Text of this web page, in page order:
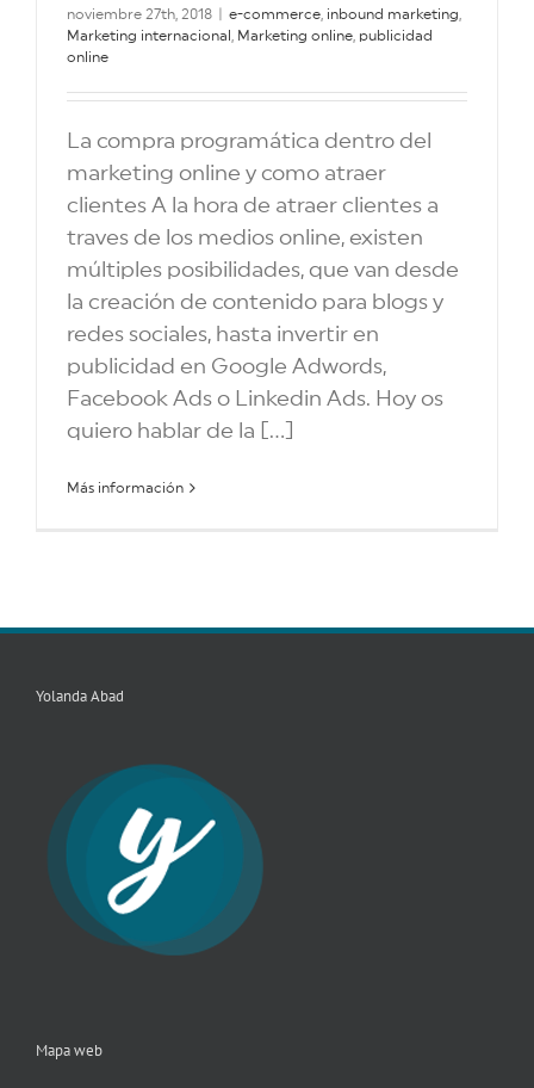
noviembre 27th, 2018 e-commerce inbound marketing
Marketing internacional
Marketing online publicidad
online
La compra programática dentro del
marketing online y como atraer
clientes A la hora de atraer clientes a
traves de los medios online, existen
múltiples posibilidades, que van desde
la creación de contenido para blogs y
redes sociales, hasta invertir en
publicidad en Google Adwords,
Facebook Ads o Linkedin Ads. Hoy os
quiero hablar de la [...]
Más información
Yolanda Abad
Mapa web